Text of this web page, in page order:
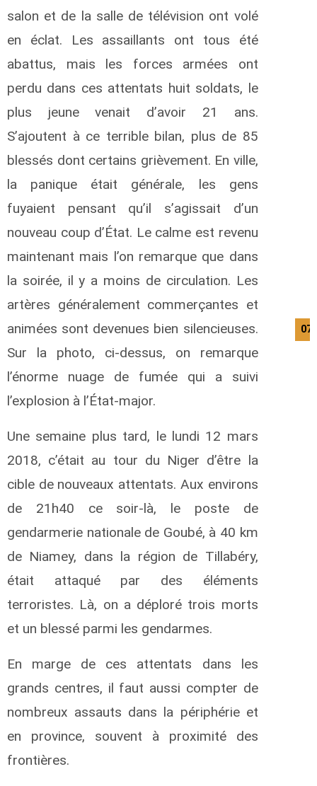
salon et de la salle de télévision ont volé
en éclat. Les assaillants ont tous été
abattus, mais les forces armées ont
perdu dans ces attentats huit soldats, le
plus jeune venait d’avoir 21 ans.
S’ajoutent à ce terrible bilan, plus de 85
blessés dont certains grièvement. En ville,
la panique était générale, les gens
fuyaient pensant qu’il s’agissait d’un
nouveau coup d’État. Le calme est revenu
maintenant mais l’on remarque que dans
la soirée, il y a moins de circulation. Les
artères généralement commerçantes et
animées sont devenues bien silencieuses.
Sur la photo, ci-dessus, on remarque
l’énorme nuage de fumée qui a suivi
l’explosion à l’État-major.
Une semaine plus tard, le lundi 12 mars
2018, c’était au tour du Niger d’être la
cible de nouveaux attentats. Aux environs
de 21h40 ce soir-là, le poste de
gendarmerie nationale de Goubé, à 40 km
de Niamey, dans la région de Tillabéry,
était attaqué par des éléments
terroristes. Là, on a déploré trois morts
et un blessé parmi les gendarmes.
En marge de ces attentats dans les
grands centres, il faut aussi compter de
nombreux assauts dans la périphérie et
en province, souvent à proximité des
frontières.